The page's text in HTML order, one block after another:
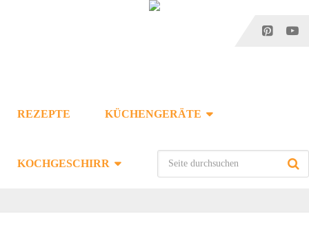
REZEPTE KÜCHENGERÄTE
KOCHGESCHIRR